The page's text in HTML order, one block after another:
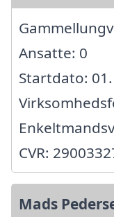
Ansatte: 0
Startdato:
CVR:
Mads